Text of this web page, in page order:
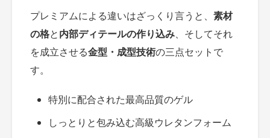
プレミアムによる違いはざっくり言うと、 素材
の格と内部ディテールの作り込み、そしてそれ
を成立させる金型・成型技術の三点セットで
す。
特別に配合された最高品質のゲル
しっとりと包み込む高級ウレタンフォーム